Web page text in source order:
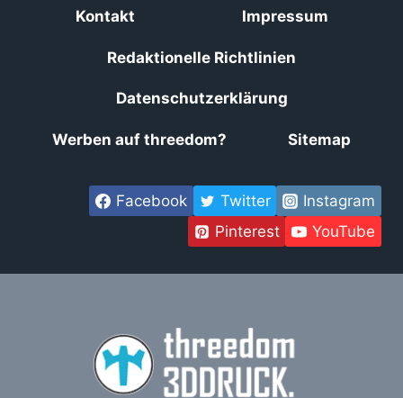
Kontakt Impressum
Redaktionelle Richtlinien
Datenschutzerklärung
Werben auf threedom? Sitemap
Facebook Twitter
Instagram
Pinterest
YouTube